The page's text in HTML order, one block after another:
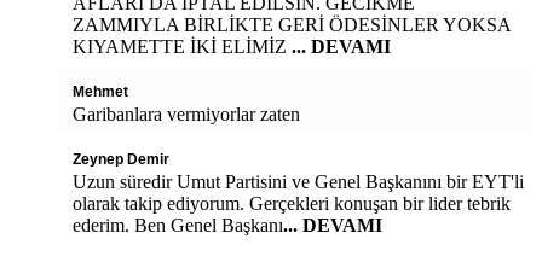
ZAMMIYLA BİRLİKTE GERİ ÖDESİNLER YOKSA
KIYAMETTE İKİ ELİMİZ ... DEVAMI
Mehmet
Garibanlara vermiyorlar zaten
Zeynep Demir
Uzun süredir Umut Partisini ve Genel Başkanını bir EYT'li
olarak takip ediyorum. Gerçekleri konuşan bir lider tebrik
ederim. Ben Genel Başkanı... DEVAMI